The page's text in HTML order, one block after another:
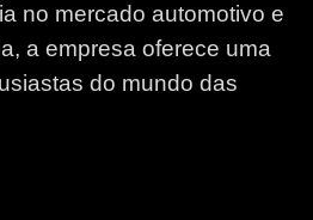
no mercado automotivo e
a empresa oferece uma
do mundo das